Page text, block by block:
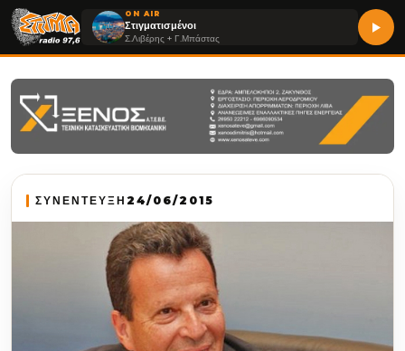
ON AIR
Στιγματισμένοι
Σ.Λιβέρης + Γ.Μπάστας
ΣΥΝΕΝΤΕΥΞΗ 24/06/2015